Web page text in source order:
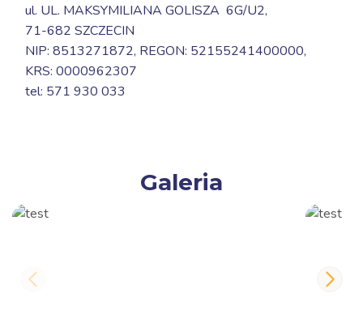
ul. UL. MAKSYMILIANA GOLISZA 6G/U2,
71-682 SZCZECIN
NIP: 8513271872, REGON: 52155241400000,
KRS: 0000962307
tel: 571 930 033
Galeria